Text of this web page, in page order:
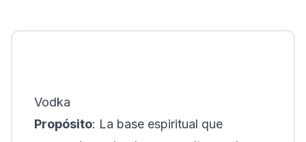
Vodka
Propósito: La base espiritual que